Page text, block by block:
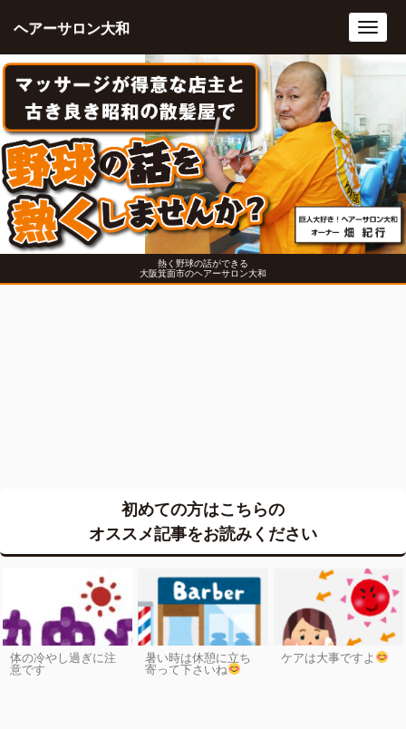
熱く野球の話ができる
大阪箕面市のヘアーサロン大和
ヘアーサロン大和
初めての方はこちらの
オススメ記事をお読みください
体の冷やし過ぎに注
意です
暑い時は休憩に立ち
寄って下さいね
ケアは大事ですよ